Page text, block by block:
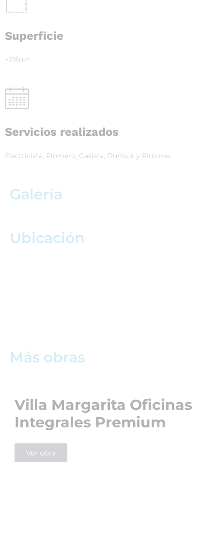
Superficie
+215m²
Servicios realizados
Electricista, Plomero, Gasista, Durlock y Pintores
Galería
Ubicación
Más obras
Villa Margarita Oficinas
Integrales Premium
Ver obra